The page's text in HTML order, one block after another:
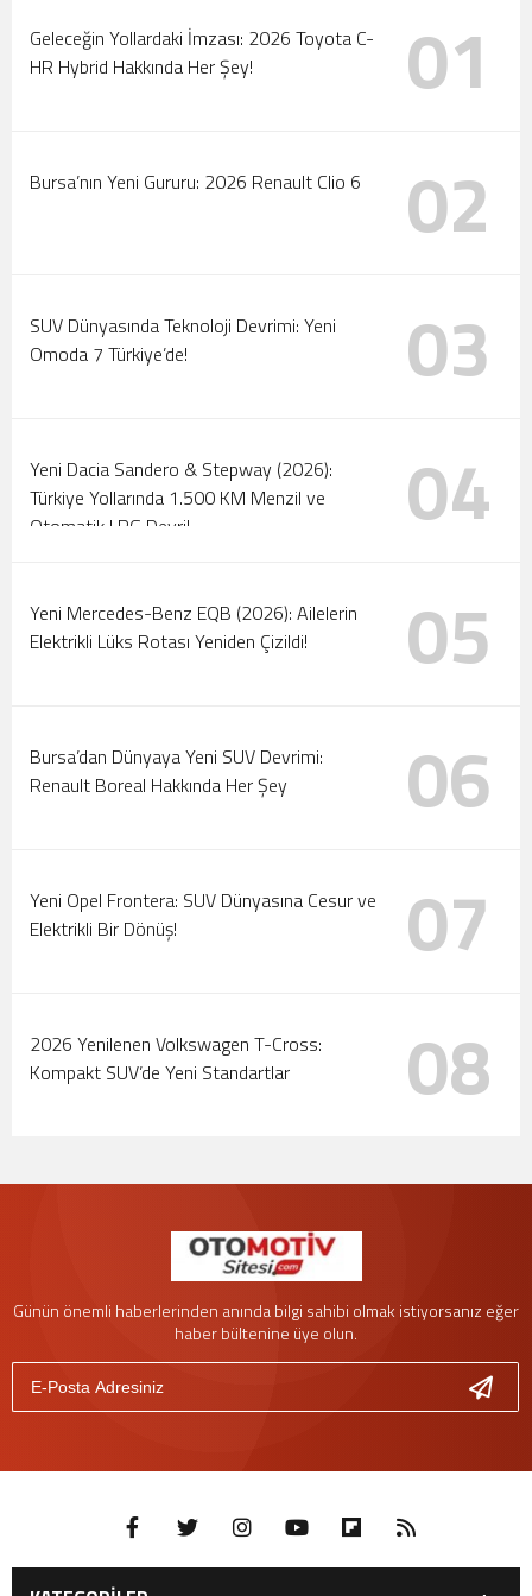
Tanıtıldı
Motorlar Marmaris’te Çalışıyor: 2026 Türkiye Ralli
Şampiyonası Başlıyor!
Geleceğin Yollardaki İmzası: 2026 Toyota C-
HR Hybrid Hakkında Her Şey!
01
Bursa’nın Yeni Gururu: 2026 Renault Clio 6 02
SUV Dünyasında Teknoloji Devrimi: Yeni
Omoda 7 Türkiye’de!
03
Yeni Dacia Sandero & Stepway (2026):
Türkiye Yollarında 1.500 KM Menzil ve
Otomatik LPG Devri!
04
Yeni Mercedes-Benz EQB (2026): Ailelerin
Elektrikli Lüks Rotası Yeniden Çizildi!
05
Bursa’dan Dünyaya Yeni SUV Devrimi:
Renault Boreal Hakkında Her Şey
06
Yeni Opel Frontera: SUV Dünyasına Cesur ve
Elektrikli Bir Dönüş!
07
2026 Yenilenen Volkswagen T-Cross:
Kompakt SUV’de Yeni Standartlar
08
Günün önemli haberlerinden anında bilgi sahibi olmak istiyorsanız eğer
haber bültenine üye olun.